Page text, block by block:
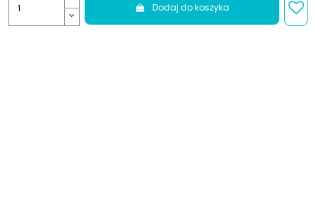
Dodaj do koszyka
4.9